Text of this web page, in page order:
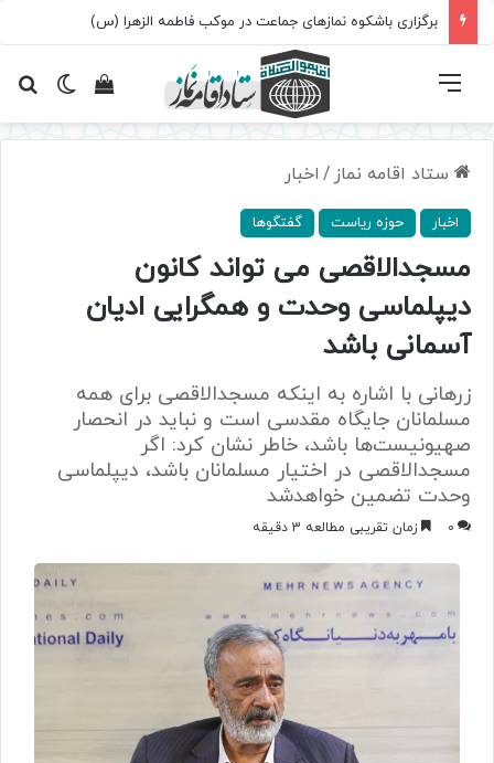
برگزاری باشکوه نمازهای جماعت در موکب فاطمه الزهرا (س)
تغییرمشاهده فهرست
ستاد اقامه نماز / اخبار
اخبار حوزه ریاست گفتگوها
مسجدالاقصی می تواند کانون
دیپلماسی وحدت و همگرایی ادیان
آسمانی باشد
زرهانی با اشاره به اینکه مسجدالاقصی برای همه
مسلمانان جایگاه مقدسی است و نباید در انحصار
صهیونیست‌ها باشد، خاطر نشان کرد: اگر
مسجدالاقصی در اختیار مسلمانان باشد، دیپلماسی
وحدت تضمین خواهدشد
0 زمان تقریبی مطالعه 3 دقیقه